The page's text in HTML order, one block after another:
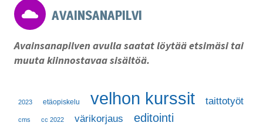
AVAINSANAPILVI
Avainsanapilven avulla saatat löytää etsimäsi tai
muuta kiinnostavaa sisältöä.
2023 etäopiskelu velhon kurssit taittotyöt
cms cc 2022 värikorjaus editointi